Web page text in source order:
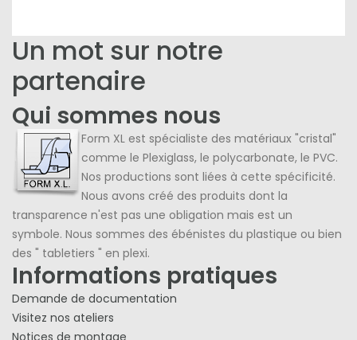
Un mot sur notre
partenaire
Qui sommes nous
Form XL est spécialiste des matériaux "cristal"
comme le Plexiglass, le polycarbonate, le PVC.
Nos productions sont liées à cette spécificité.
Nous avons créé des produits dont la
transparence n'est pas une obligation mais est un
symbole. Nous sommes des ébénistes du plastique ou bien
des " tabletiers " en plexi.
Informations pratiques
Demande de documentation
Visitez nos ateliers
Notices de montage